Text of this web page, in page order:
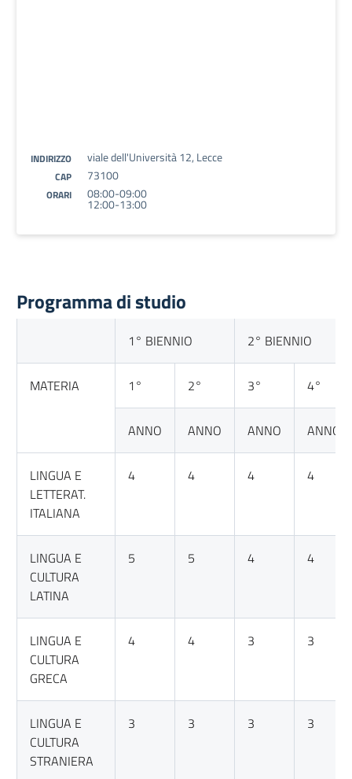
INDIRIZZO viale dell'Università 12, Lecce
CAP 73100
ORARI 08:00-09:00
12:00-13:00
Programma di studio
1° BIENNIO 2° BIENNIO
MATERIA 1° 2° 3° 4°
ANNO ANNO ANNO ANNO
LINGUA E
LETTERAT.
ITALIANA
4 4 4 4
LINGUA E
CULTURA
LATINA
5 5 4 4
LINGUA E
CULTURA
GRECA
4 4 3 3
LINGUA E
CULTURA
STRANIERA
3 3 3 3